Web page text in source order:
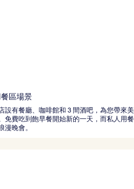
區場景
設有餐廳、咖啡館和 3 間酒吧，為您帶來美
免費吃到飽早餐開始新的一天，而私人用餐
漫晚會。